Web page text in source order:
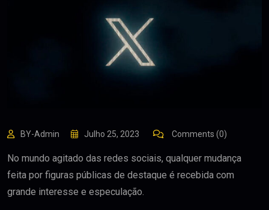
BY-Admin Julho 25, 2023 Comments (0)
No mundo agitado das redes sociais, qualquer mudança
feita por figuras públicas de destaque é recebida com
grande interesse e especulação.